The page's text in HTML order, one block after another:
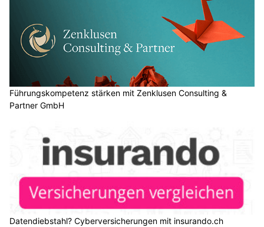
Führungskompetenz stärken mit Zenklusen Consulting &
Partner GmbH
Datendiebstahl? Cyberversicherungen mit insurando.ch